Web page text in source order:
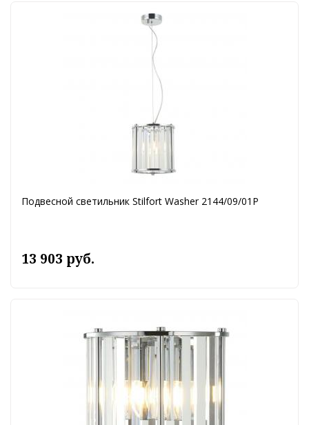
Подвесной светильник Stilfort Washer 2144/09/01P
13 903 руб.